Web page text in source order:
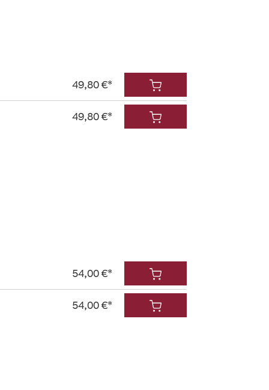
49,80 €*
49,80 €*
54,00 €*
54,00 €*